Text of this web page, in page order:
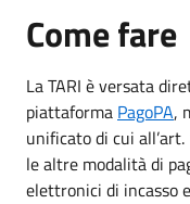
Come fare
La TARI è versata
piattaforma PagoPA,
unificato di cui
le altre modalità di
elettronici di incasso